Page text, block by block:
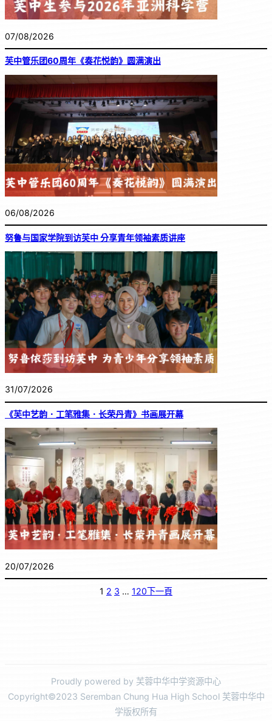
07/08/2026
芙中管乐团60周年《奏花悦韵》圆满演出
06/08/2026
努鲁与国家学院到访芙中 分享青年领袖素质讲座
31/07/2026
《芙中艺韵．工笔雅集．长荣丹青》书画展开幕
20/07/2026
1 2 3 … 120下一頁
Proudly powered by 芙蓉中华中学资源中心
Copyright©2023 Seremban Chung Hua High School 芙蓉中华中
学版权所有